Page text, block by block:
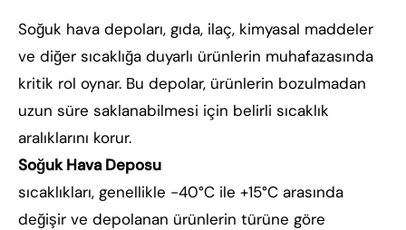
Soğuk hava depoları, gıda, ilaç, kimyasal maddeler
ve diğer sıcaklığa duyarlı ürünlerin muhafazasında
kritik rol oynar. Bu depolar, ürünlerin bozulmadan
uzun süre saklanabilmesi için belirli sıcaklık
aralıklarını korur.
Soğuk Hava Deposu
sıcaklıkları, genellikle -40°C ile +15°C arasında
değişir ve depolanan ürünlerin türüne göre